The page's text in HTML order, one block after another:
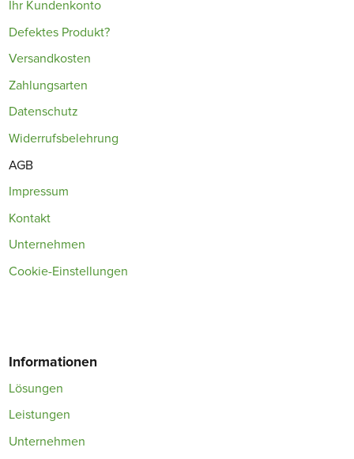
Ihr Kundenkonto
Defektes Produkt?
Versandkosten
Zahlungsarten
Datenschutz
Widerrufsbelehrung
AGB
Impressum
Kontakt
Unternehmen
Cookie-Einstellungen
Informationen
Lösungen
Leistungen
Unternehmen